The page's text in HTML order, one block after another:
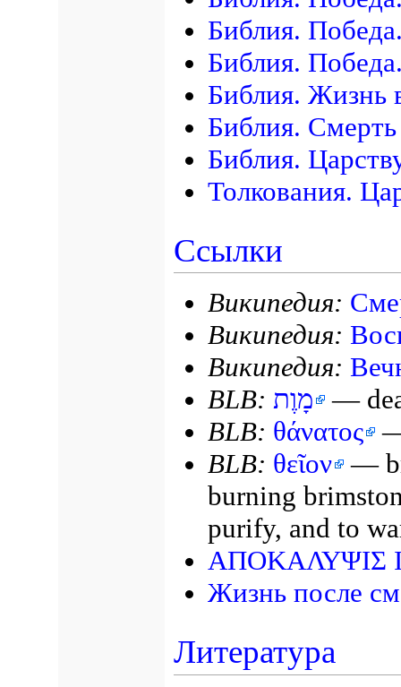
Библия.
Библия.
Библия. Жизнь
Библия. Смерть
Библия.
Толкования.
Ссылки
Википедия:
Википедия:
Википедия:
BLB: מָוֶת —
BLB: θάνατος
BLB: θεῖον —
burning
purify, and to
ΑΠΟΚΑΛΥΨΙΣ
Жизнь после
Литература